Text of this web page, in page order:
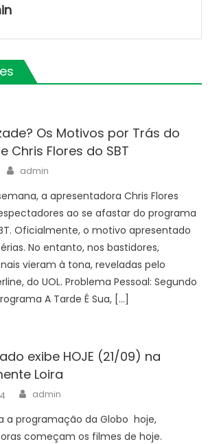
Os Motivos por Trás do
Chris Flores do SBT
Author
admin
a apresentadora Chris Flores
ao se afastar do programa
Oficialmente, o motivo apresentado
No entanto, nos bastidores,
vieram à tona, reveladas pelo
do UOL. Problema Pessoal: Segundo
A Tarde É Sua, […]
exibe HOJE (21/09) na
Loira
Author
admin
a programação da Globo hoje,
começam os filmes de hoje.